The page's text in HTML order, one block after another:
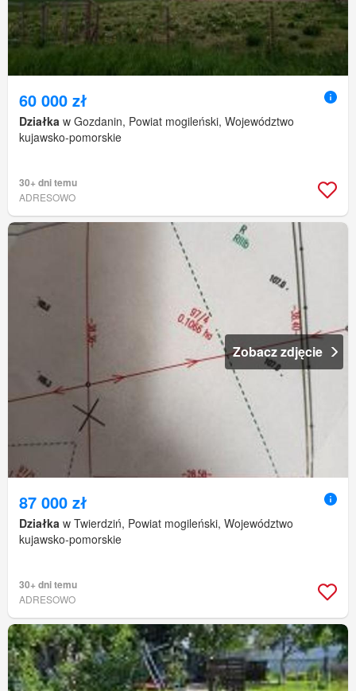
60 000 zł
Działka w Gozdanin, Powiat mogileński, Województwo
kujawsko-pomorskie
30+ dni temu
ADRESOWO
Zobacz zdjęcie
87 000 zł
Działka w Twierdziń, Powiat mogileński, Województwo
kujawsko-pomorskie
30+ dni temu
ADRESOWO